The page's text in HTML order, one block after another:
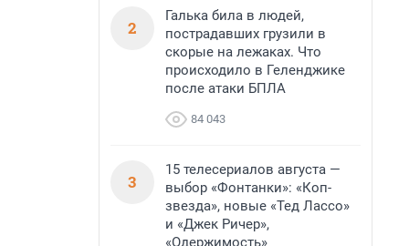
2
Галька била в людей,
пострадавших грузили в
скорые на лежаках. Что
происходило в Геленджике
после атаки БПЛА
84 043
3
15 телесериалов августа —
выбор «Фонтанки»: «Коп-
звезда», новые «Тед Лассо»
и «Джек Ричер»,
«Одержимость»